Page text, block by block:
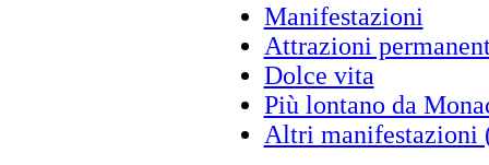
Manifestazioni
Attrazioni
Dolce vita
Più lontano da
Altri manifestazioni